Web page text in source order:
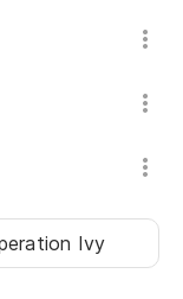
Ivy